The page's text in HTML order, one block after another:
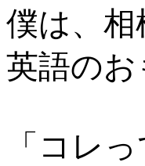
僕は、
英語の
「コレ